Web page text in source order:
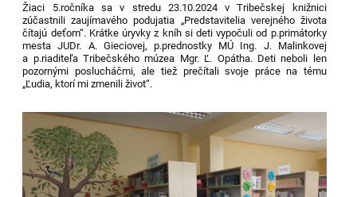
Žiaci 5.ročníka sa v stredu 23.10.2024 v Tribečskej knižnici
zúčastnili zaujímavého podujatia „Predstavitelia verejného života
čítajú deťom“. Krátke úryvky z kníh si deti vypočuli od p.primátorky
mesta JUDr. A. Gieciovej, p.prednostky MÚ Ing. J. Malinkovej
a p.riaditeľa Tribečského múzea Mgr. Ľ. Opátha. Deti neboli len
pozornými poslucháčmi, ale tiež prečítali svoje práce na tému
„Ľudia, ktorí mi zmenili život“.